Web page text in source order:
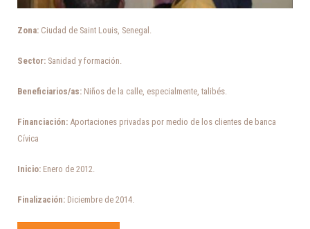
Zona: Ciudad de Saint Louis, Senegal.
Sector: Sanidad y formación.
Beneficiarios/as: Niños de la calle, especialmente, talibés.
Financiación: Aportaciones privadas por medio de los clientes de banca
Cívica
Inicio: Enero de 2012.
Finalización: Diciembre de 2014.